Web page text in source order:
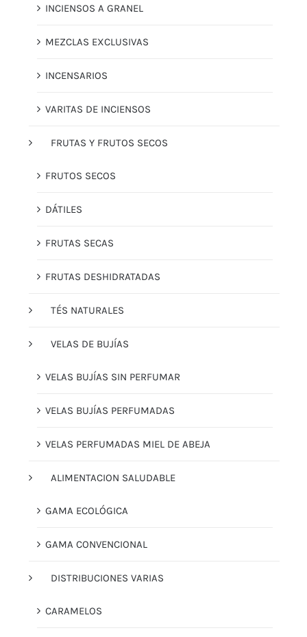
INCIENSOS A GRANEL
MEZCLAS EXCLUSIVAS
INCENSARIOS
VARITAS DE INCIENSOS
FRUTAS Y FRUTOS SECOS
FRUTOS SECOS
DÁTILES
FRUTAS SECAS
FRUTAS DESHIDRATADAS
TÉS NATURALES
VELAS DE BUJÍAS
VELAS BUJÍAS SIN PERFUMAR
VELAS BUJÍAS PERFUMADAS
VELAS PERFUMADAS MIEL DE ABEJA
ALIMENTACION SALUDABLE
GAMA ECOLÓGICA
GAMA CONVENCIONAL
DISTRIBUCIONES VARIAS
CARAMELOS